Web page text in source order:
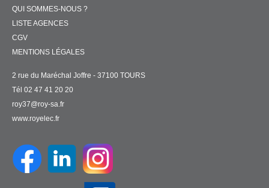
QUI SOMMES-NOUS ?
LISTE AGENCES
CGV
MENTIONS LÉGALES
2 rue du Maréchal Joffre - 37100 TOURS
Tél 02 47 41 20 20
roy37@roy-sa.fr
www.royelec.fr